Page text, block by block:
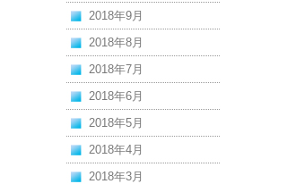
2018年9月
2018年8月
2018年7月
2018年6月
2018年5月
2018年4月
2018年3月